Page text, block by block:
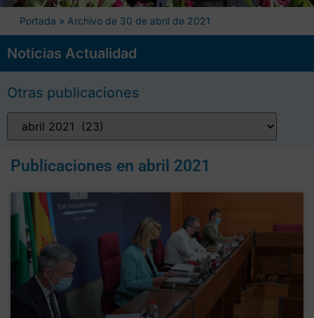
Portada » Archivo de 30 de abril de 2021
Noticias Actualidad
Otras publicaciones
Publicaciones en abril 2021